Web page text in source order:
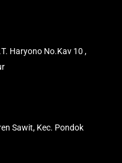
Haryono No.Kav 10 ,
Sawit, Kec. Pondok